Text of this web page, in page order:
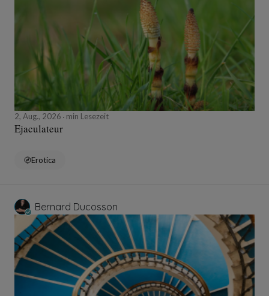
2, Aug., 2026 min Lesezeit
Ejaculateur
Erotica
Bernard Ducosson